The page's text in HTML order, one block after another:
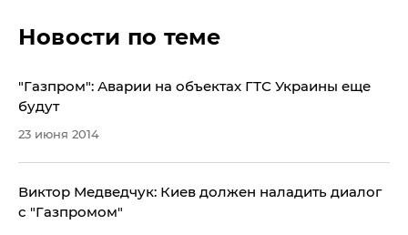
Новости по теме
"Газпром": Аварии на объектах ГТС Украины еще
будут
23 июня 2014
Виктор Медведчук: Киев должен наладить диалог
с "Газпромом"